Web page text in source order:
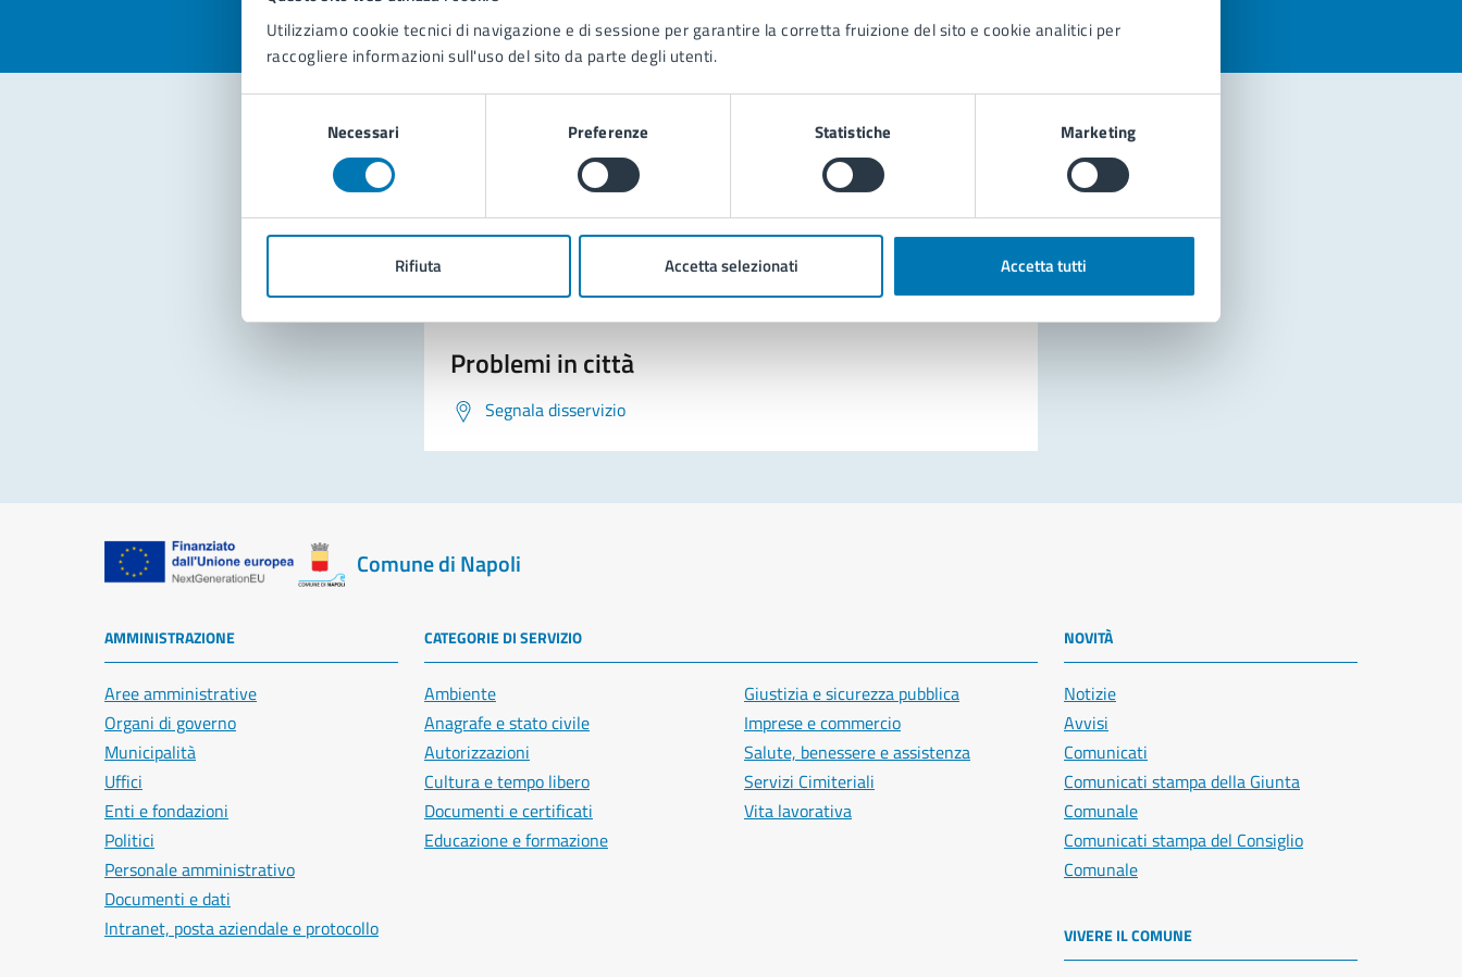
Utilizziamo cookie tecnici di navigazione e di sessione per garantire la corretta fruizione del sito e cookie analitici per
raccogliere informazioni sull'uso del sito da parte degli utenti.
Necessari Preferenze Statistiche Marketing
Rifiuta Accetta selezionati Accetta tutti
Contatta il comune
Leggi le domande frequenti
Prenota appuntamento
Problemi in città
Segnala disservizio
Comune di Napoli
AMMINISTRAZIONE
Aree amministrative
Organi di governo
Municipalità
Uffici
Enti e fondazioni
Politici
Personale amministrativo
Documenti e dati
Intranet, posta aziendale e protocollo
CATEGORIE DI SERVIZIO
Ambiente
Anagrafe e stato civile
Autorizzazioni
Cultura e tempo libero
Documenti e certificati
Educazione e formazione
Giustizia e sicurezza pubblica
Imprese e commercio
Salute, benessere e assistenza
Servizi Cimiteriali
Vita lavorativa
NOVITÀ
Notizie
Avvisi
Comunicati
Comunicati stampa della Giunta
Comunale
Comunicati stampa del Consiglio
Comunale
VIVERE IL COMUNE